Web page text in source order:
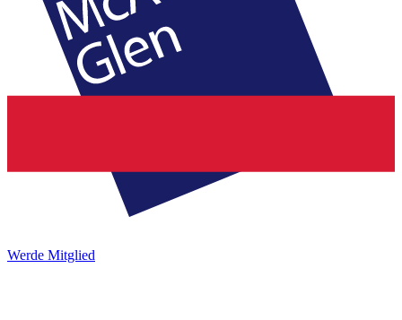
Werde Mitglied